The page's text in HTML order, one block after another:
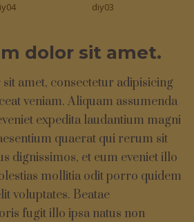
diy03
dolor sit amet.
amet, consectetur adipisicing
veniam. Aliquam assumenda
expedita laudantium magni
quaerat qui rerum sit
dignissimos, et eum eveniet illo
mollitia odit porro quidem
voluptates. Beatae
fugit illo ipsa natus non